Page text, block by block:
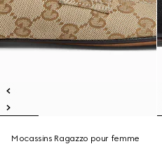
Mocassins Ragazzo pour femme